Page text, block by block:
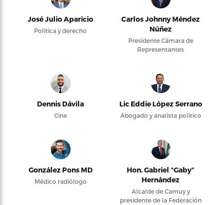
José Julio Aparicio
Política y derecho
Carlos Johnny Méndez
Núñez
Presidente Cámara de
Representantes
Dennis Dávila
Cine
Lic Eddie López Serrano
Abogado y analista político
González Pons MD
Médico radiólogo
Hon. Gabriel “Gaby”
Hernández
Alcalde de Camuy y
presidente de la Federación